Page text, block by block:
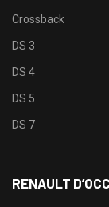
Crossback
DS 3
DS 4
DS 5
DS 7
RENAULT